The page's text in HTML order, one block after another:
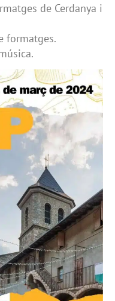
de Cerdanya i
formatges.